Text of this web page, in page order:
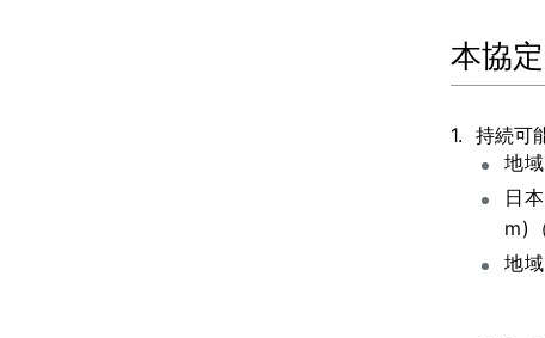
本協
持続可
地
日
m)
地